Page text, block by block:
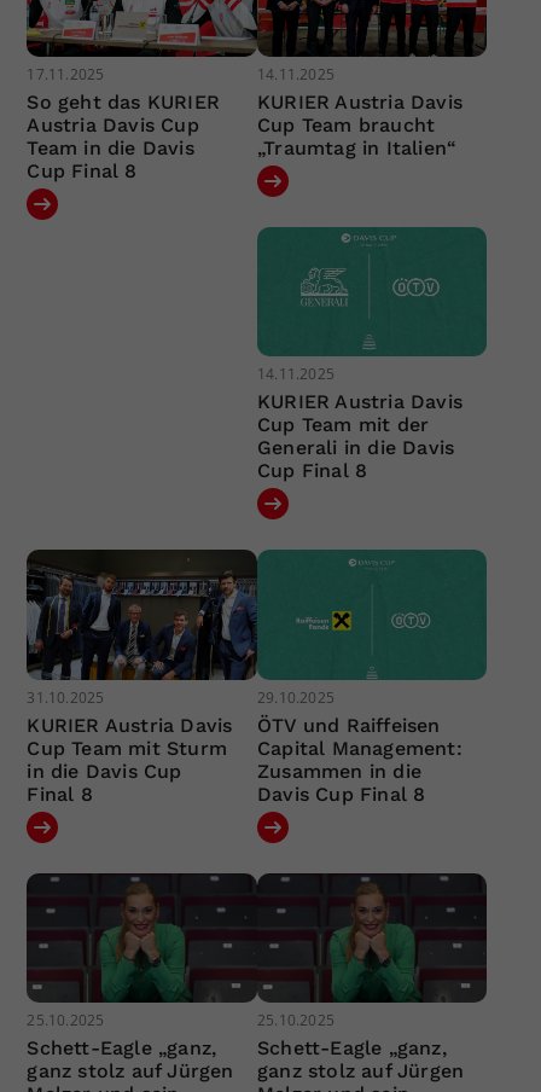
17.11.2025
So geht das KURIER
Austria Davis Cup
Team in die Davis
Cup Final 8
14.11.2025
KURIER Austria Davis
Cup Team braucht
„Traumtag in Italien“
14.11.2025
KURIER Austria Davis
Cup Team mit der
Generali in die Davis
Cup Final 8
31.10.2025
KURIER Austria Davis
Cup Team mit Sturm
in die Davis Cup
Final 8
29.10.2025
ÖTV und Raiffeisen
Capital Management:
Zusammen in die
Davis Cup Final 8
25.10.2025
Schett-Eagle „ganz,
ganz stolz auf Jürgen
25.10.2025
Schett-Eagle „ganz,
ganz stolz auf Jürgen